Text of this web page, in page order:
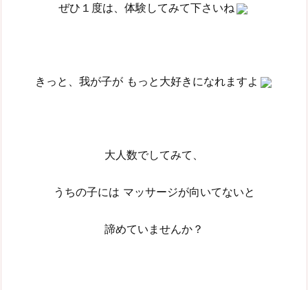
ぜひ１度は、体験してみて下さいね
きっと、我が子が もっと大好きになれますよ
大人数でしてみて、
うちの子には マッサージが向いてないと
諦めていませんか？